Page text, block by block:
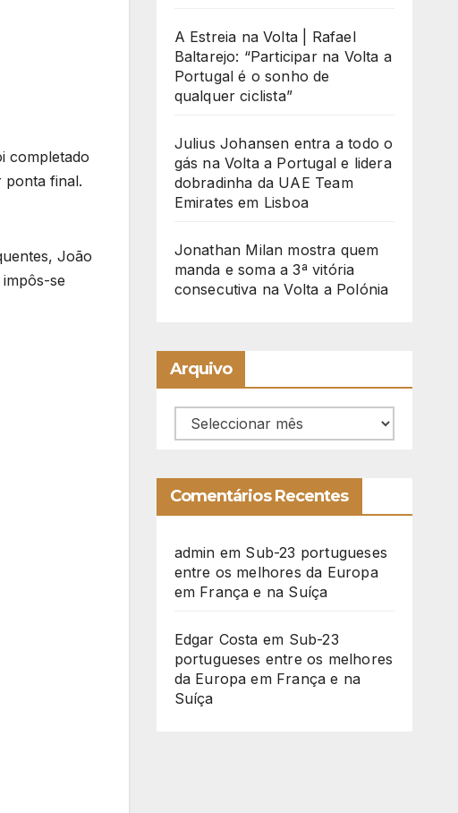
completado
ponta final.
João
se
A Estreia na Volta | Rafael
Baltarejo: “Participar na Volta a
Portugal é o sonho de
qualquer ciclista”
Julius Johansen entra a todo o
gás na Volta a Portugal e lidera
dobradinha da UAE Team
Emirates em Lisboa
Jonathan Milan mostra quem
manda e soma a 3ª vitória
consecutiva na Volta a Polónia
Arquivo
Arquivo
Comentários Recentes
admin em Sub-23 portugueses
entre os melhores da Europa
em França e na Suíça
Edgar Costa em Sub-23
portugueses entre os melhores
da Europa em França e na
Suíça